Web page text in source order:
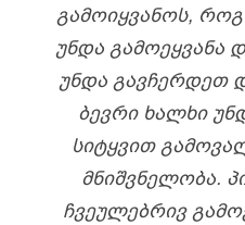
ᲒᲐᲛᲝᲘᲧᲕᲐᲜᲝᲡ,
ᲣᲜᲓᲐ ᲒᲐᲛᲝᲔᲧᲕᲐᲜᲐ
ᲣᲜᲓᲐ ᲒᲐᲕᲩᲔᲠᲓᲔᲗ
ᲑᲔᲕᲠᲘ ᲮᲐᲚᲮᲘ
ᲡᲘᲢᲧᲕᲘᲗ
ᲛᲜᲘᲨᲕᲜᲔᲚᲝᲑᲐ.
ᲩᲕᲔᲣᲚᲔᲑᲠᲘᲕ